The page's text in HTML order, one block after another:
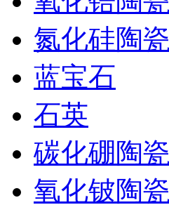
氮化硅陶瓷
蓝宝石
石英
碳化硼陶瓷
氧化铍陶瓷